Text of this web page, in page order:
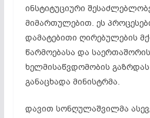
ინსტიტუციური
მიმართულებით. ეს
დამატებითი ღირებულების
წარმოებასა და
ხელმისაწვდომობის გაზრდას
განაცხადა მინისტრმა.
დავით სონღულაშვილმა